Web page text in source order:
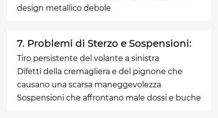
design metallico debole
7. Problemi di Sterzo e Sospensioni:
Tiro persistente del volante a sinistra
Difetti della cremagliera e del pignone che
causano una scarsa maneggevolezza
Sospensioni che affrontano male dossi e buche